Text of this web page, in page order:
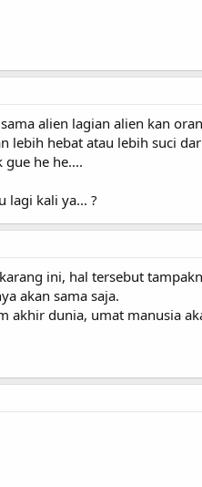
alien lagian alien kan
lebih hebat atau lebih suci
he he....
lagi kali ya... ?
ini, hal tersebut
akan sama saja.
akhir dunia, umat manusia